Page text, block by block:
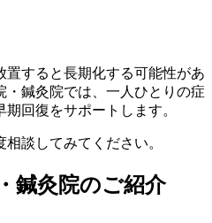
すると長期化する可能性があ
・鍼灸院では、一人ひとりの症
回復をサポートします。
談してみてください。
鍼灸院のご紹介